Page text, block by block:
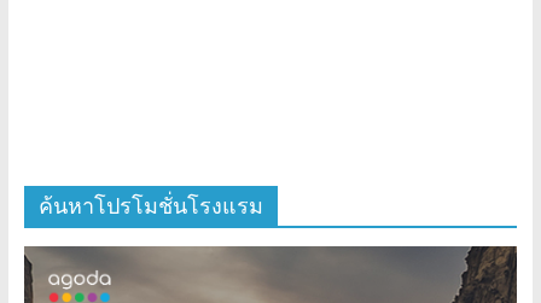
ค้นหาโปรโมชั่นโรงแรม